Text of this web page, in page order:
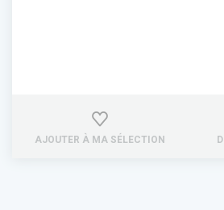
AJOUTER À MA SÉLECTION